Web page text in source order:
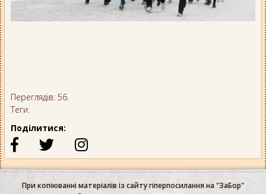
Переглядів: 56.
Теги:
Поділитися:
При копіюванні матеріалів із сайту гіперпосилання на "ЗаБор"